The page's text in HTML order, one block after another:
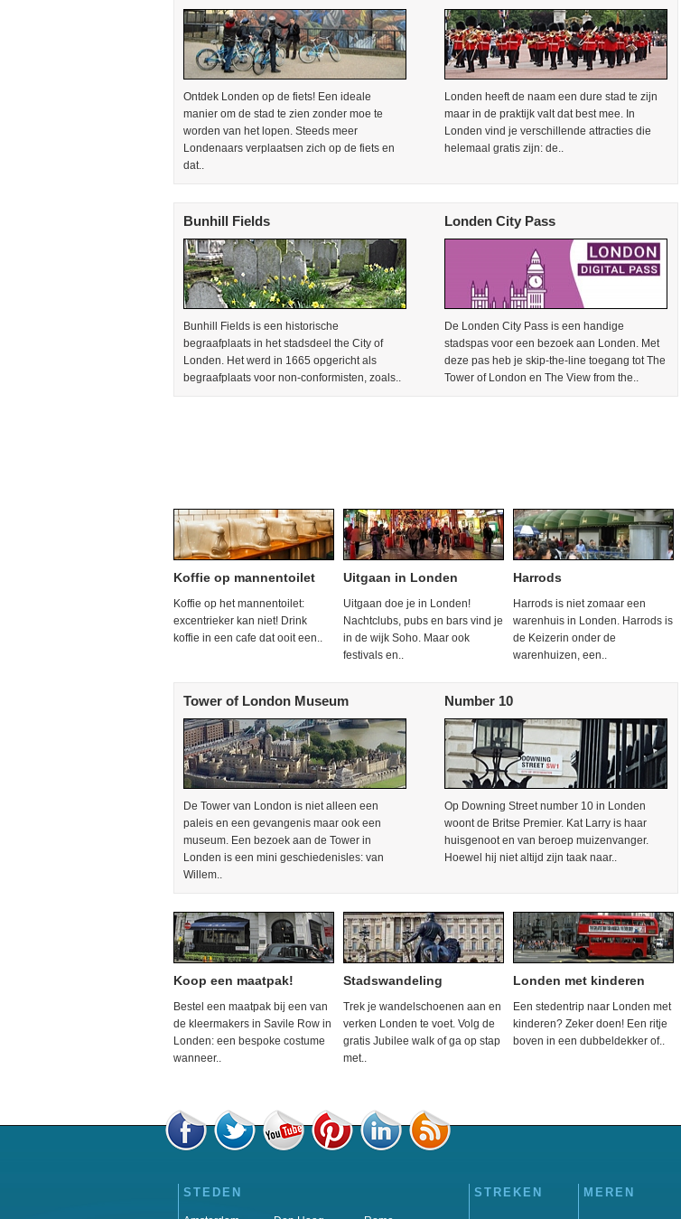
Ontdek Londen op de fiets! Een ideale
manier om de stad te zien zonder moe te
worden van het lopen. Steeds meer
Londenaars verplaatsen zich op de fiets en
dat..
Londen heeft de naam een dure stad te zijn
maar in de praktijk valt dat best mee. In
Londen vind je verschillende attracties die
helemaal gratis zijn: de..
Bunhill Fields
Bunhill Fields is een historische
begraafplaats in het stadsdeel the City of
Londen. Het werd in 1665 opgericht als
begraafplaats voor non-conformisten, zoals..
Londen City Pass
De Londen City Pass is een handige
stadspas voor een bezoek aan Londen. Met
deze pas heb je skip-the-line toegang tot The
Tower of London en The View from the..
Koffie op mannentoilet
Koffie op het mannentoilet:
excentrieker kan niet! Drink
koffie in een cafe dat ooit een..
Uitgaan in Londen
Uitgaan doe je in Londen!
Nachtclubs, pubs en bars vind je
in de wijk Soho. Maar ook
festivals en..
Harrods
Harrods is niet zomaar een
warenhuis in Londen. Harrods is
de Keizerin onder de
warenhuizen, een..
Tower of London Museum
De Tower van London is niet alleen een
paleis en een gevangenis maar ook een
museum. Een bezoek aan de Tower in
Londen is een mini geschiedenisles: van
Willem..
Number 10
Op Downing Street number 10 in Londen
woont de Britse Premier. Kat Larry is haar
huisgenoot en van beroep muizenvanger.
Hoewel hij niet altijd zijn taak naar..
Koop een maatpak!
Bestel een maatpak bij een van
de kleermakers in Savile Row in
Londen: een bespoke costume
wanneer..
Stadswandeling
Trek je wandelschoenen aan en
verken Londen te voet. Volg de
gratis Jubilee walk of ga op stap
met..
Londen met kinderen
Een stedentrip naar Londen met
kinderen? Zeker doen! Een ritje
boven in een dubbeldekker of..
STEDEN STREKEN
MEREN